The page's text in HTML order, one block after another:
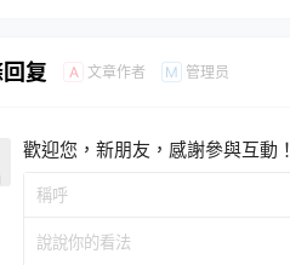
复 A 文章作者 M 管理员
歡迎您，新朋友，感謝參與互動！